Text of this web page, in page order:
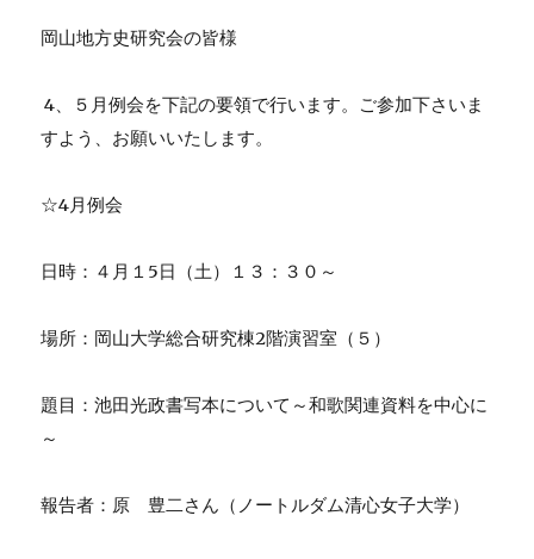
岡山地方史研究会の皆様
4、５月例会を下記の要領で行います。ご参加下さいま
すよう、お願いいたします。
☆4月例会
日時：４月１ 5日（土）１３：３０～
場所：岡山大学総合研究棟2階演習室（５）
題目：池田光政書写本について～和歌関連資料を中心に
～
報告者：原 豊二さん（ノートルダム清心女子大学）